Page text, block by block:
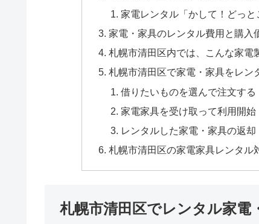
家電レンタル「かして！どっと
家電・家具のレンタル費用と購入
札幌市清田区内では、こんな家電
札幌市清田区で家電・家具をレン
借りたいものを選んで注文する
家電家具を受け取って利用開始
レンタルした家電・家具の返却
札幌市清田区の家電家具レンタル
札幌市清田区でレンタル家電